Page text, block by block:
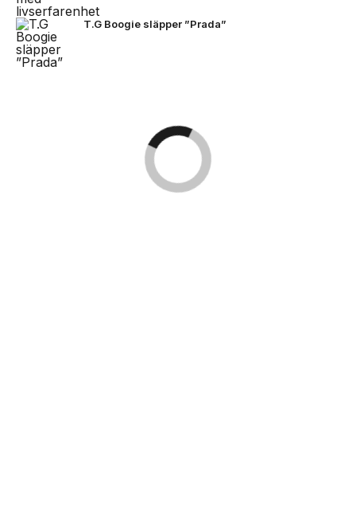
T.G Boogie släpper ”Prada”